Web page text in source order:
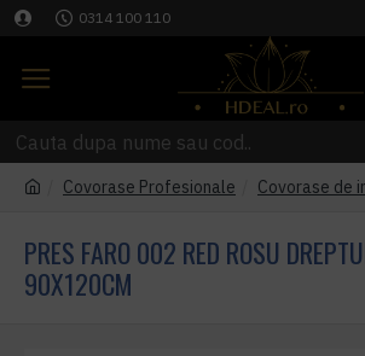
0314 100 110
Covorase Profesionale Covorase de
PRES FARO 002 RED ROSU
90X120CM